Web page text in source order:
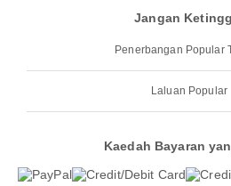
Jangan
Penerbangan Popular
Laluan Popular
Kaedah Bayaran